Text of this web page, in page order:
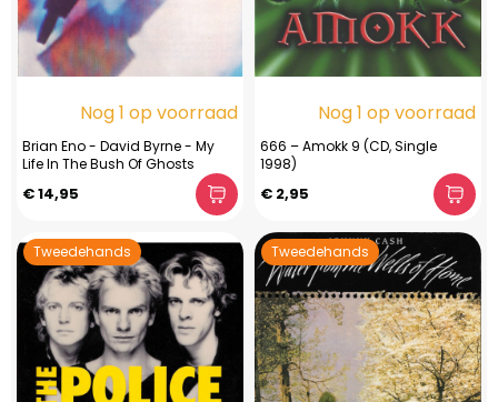
Nog 1 op voorraad
Brian Eno - David Byrne - My
Life In The Bush Of Ghosts
€ 14,95
Nog 1 op voorraad
666 – Amokk 9 (CD, Single
1998)
€ 2,95
Tweedehands Tweedehands